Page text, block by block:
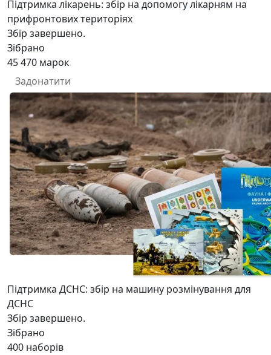
Підтримка лікарень: збір на допомогу лікарням на
прифронтових територіях
Збір завершено.
Зібрано
45 470 марок
Задонатити
Підтримка ДСНС: збір на машину розмінування для
ДСНС
Збір завершено.
Зібрано
400 наборів